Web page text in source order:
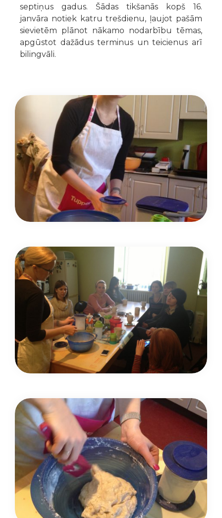
septiņus gadus. Šādas tikšanās kopš 16.
janvāra notiek katru trešdienu, ļaujot pašām
sievietēm plānot nākamo nodarbību tēmas,
apgūstot dažādus terminus un teicienus arī
bilingvāli.